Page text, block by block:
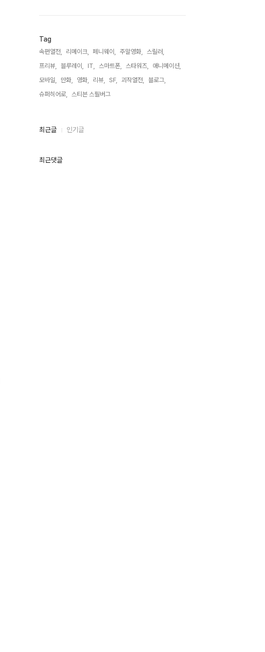
Tag
속편열전, 리메이크, 페니웨이, 주말영화,
스릴러,
프리뷰,
블루레이, IT, 스마트폰, 스타워즈,
애니메이션,
모바일,
만화, 영화, 리뷰, SF, 괴작열전,
블로그,
슈퍼히어로,
스티븐 스필버그,
최
인
최근글 인기글
최근댓글